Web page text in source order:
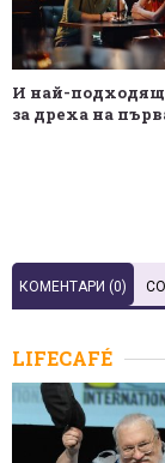
И най-
за дреха на
КОМЕНТАРИ (0)
LIFECAFÉ